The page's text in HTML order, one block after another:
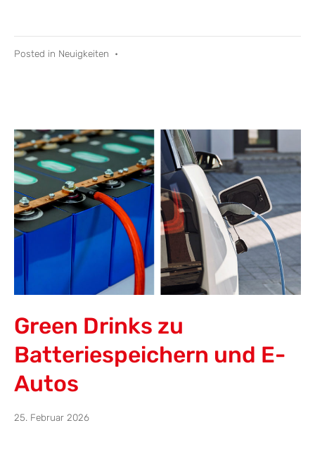
Posted in Neuigkeiten •
Green Drinks zu
Batteriespeichern und E-
Autos
25. Februar 202619.